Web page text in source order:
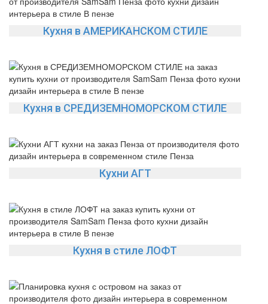
Кухня в АМЕРИКАНСКОМ СТИЛЕ
Кухня в СРЕДИЗЕМНОМОРСКОМ СТИЛЕ
Кухни АГТ
Кухня в стиле ЛОФТ